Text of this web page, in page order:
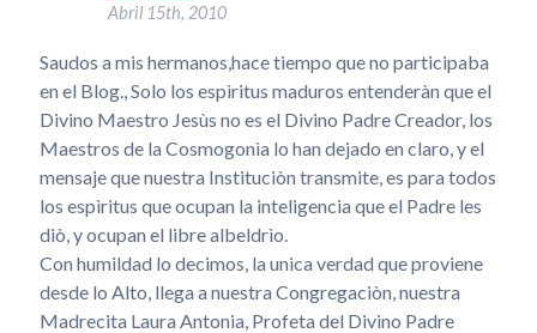
Abril 15th, 2010
Saudos a mis hermanos,hace tiempo que no participaba
en el Blog., Solo los espìritus maduros entenderàn que el
Divino Maestro Jesùs no es el Divino Padre Creador, los
Maestros de la Cosmogonìa lo han dejado en claro, y el
mensaje que nuestra Instituciòn transmite, es para todos
los espìritus que ocupan la inteligencia que el Padre les
diò, y ocupan el libre albeldrìo.
Con humildad lo decimos, la unica verdad que proviene
desde lo Alto, llega a nuestra Congregaciòn, nuestra
Madrecita Laura Antonia, Profeta del Divino Padre